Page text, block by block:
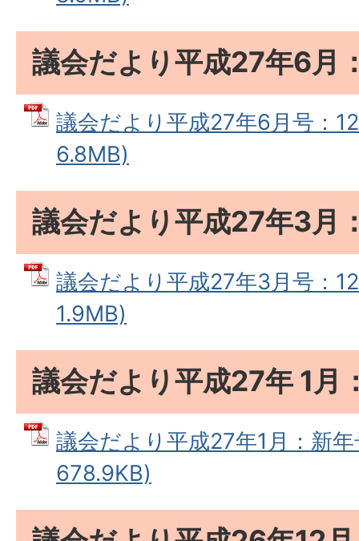
議会だより平成27年6月
議会だより平成27年6月号：
6.8MB)
議会だより平成27年3月
議会だより平成27年3月号：
1.9MB)
議会だより平成27年 1月
議会だより平成27年1月：新
678.9KB)